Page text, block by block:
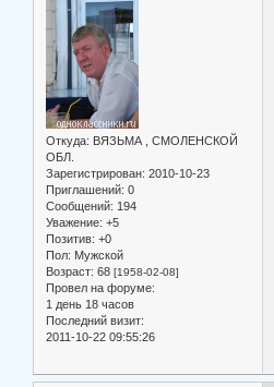
Откуда: ВЯЗЬМА , СМОЛЕНСКОЙ
ОБЛ.
Зарегистрирован: 2010-10-23
Приглашений: 0
Сообщений: 194
Уважение: +5
Позитив: +0
Пол: Мужской
Возраст: 68 [1958-02-08]
Провел на форуме:
1 день 18 часов
Последний визит:
2011-10-22 09:55:26